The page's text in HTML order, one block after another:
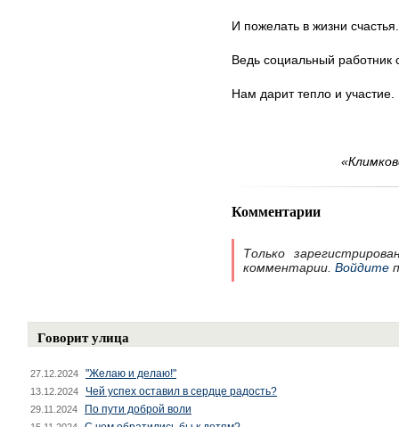
И пожелать в жизни счастья.
Ведь социальный работник
Нам дарит тепло и участие.
Комментарии
Только
комментарии. Войдите
Говорит улица
27.12.2024 "Желаю и делаю!"
13.12.2024 Чей успех оставил в сердце радость?
29.11.2024 По пути доброй воли